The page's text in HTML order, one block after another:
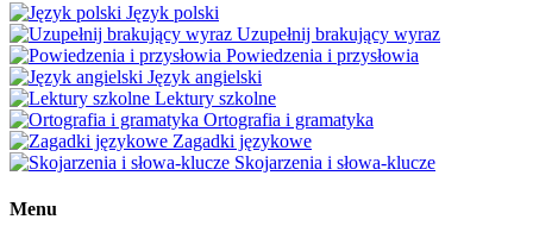
Język polski
Uzupełnij brakujący wyraz
Powiedzenia i przysłowia
Język angielski
Lektury szkolne
Ortografia i gramatyka
Zagadki językowe
Skojarzenia i słowa-klucze
Menu